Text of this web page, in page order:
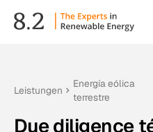
Leistungen
Energía eólica
terrestre
Due diligence